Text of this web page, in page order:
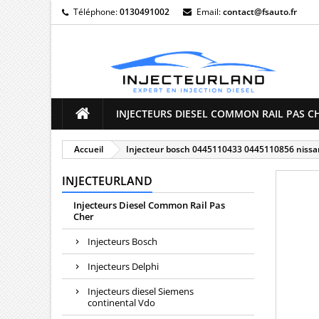
Téléphone:0130491002 Email:contact@fsauto.fr
INJECTEURS DIESEL COMMON RAIL PAS
Accueil Injecteur bosch 0445110433 0445110856
INJECTEURLAND
Injecteurs Diesel Common Rail Pas
Cher
Injecteurs Bosch
Injecteurs Delphi
Injecteurs diesel Siemens
continental Vdo